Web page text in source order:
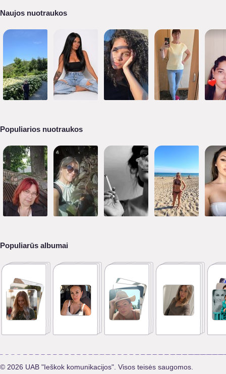
Naujos nuotraukos
Populiarios nuotraukos
Populiarūs albumai
© 2026 UAB "Ieškok komunikacijos". Visos teisės saugomos.